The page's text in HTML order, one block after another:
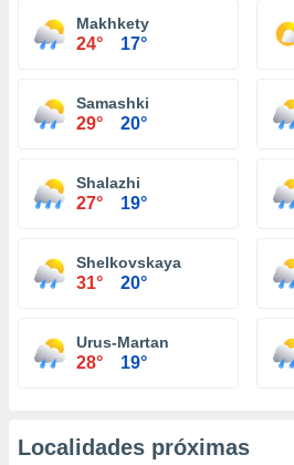
Makhkety
24° 17°
Samashki
29° 20°
Shalazhi
27° 19°
Shelkovskaya
31° 20°
Urus-Martan
28° 19°
Localidades próximas